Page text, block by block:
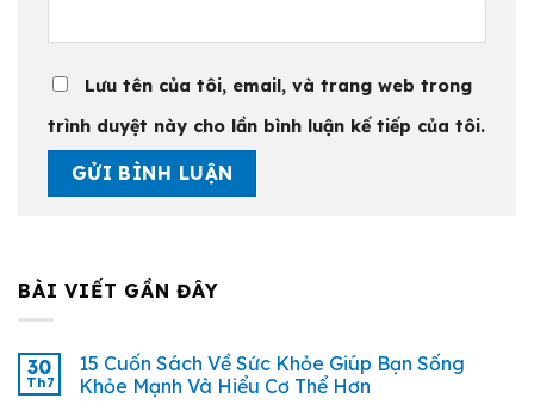
Lưu tên của tôi, email, và trang web trong
trình duyệt này cho lần bình luận kế tiếp của tôi.
BÀI VIẾT GẦN ĐÂY
30
Th7
15 Cuốn Sách Về Sức Khỏe Giúp Bạn Sống
Khỏe Mạnh Và Hiểu Cơ Thể Hơn